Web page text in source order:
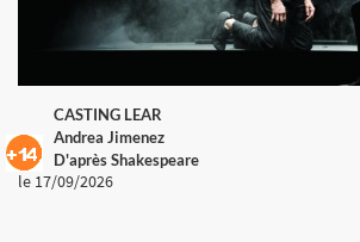
CASTING LEAR
Andrea Jimenez
D'après Shakespeare
le 17/09/2026